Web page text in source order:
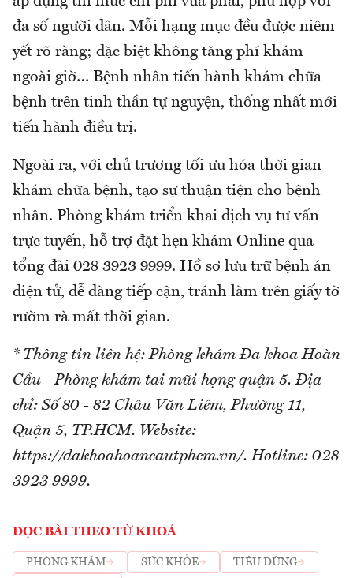
đa số người dân. Mỗi hạng mục đều được niêm
yết rõ ràng; đặc biệt không tăng phí khám
ngoài giờ… Bệnh nhân tiến hành khám chữa
bệnh trên tinh thần tự nguyện, thống nhất mới
tiến hành điều trị.
Ngoài ra, với chủ trương tối ưu hóa thời gian
khám chữa bệnh, tạo sự thuận tiện cho bệnh
nhân. Phòng khám triển khai dịch vụ tư vấn
trực tuyến, hỗ trợ đặt hẹn khám Online qua
tổng đài 028 3923 9999. Hồ sơ lưu trữ bệnh án
điện tử, dễ dàng tiếp cận, tránh làm trên giấy tờ
rườm rà mất thời gian.
* Thông tin liên hệ: Phòng khám Đa khoa Hoàn
Cầu - Phòng khám tai mũi họng quận 5. Địa
chỉ:Số 80 - 82 Châu Văn Liêm, Phường 11,
Quận 5, TP.HCM. Website:
https://dakhoahoancautphcm.vn/. Hotline: 028
3923 9999.
ĐỌC BÀI THEO TỪ KHOÁ
PHÒNG KHÁM SỨC KHỎE
TIÊU DÙNG